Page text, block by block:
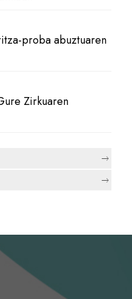
proba abuztuaren
Zirkuaren